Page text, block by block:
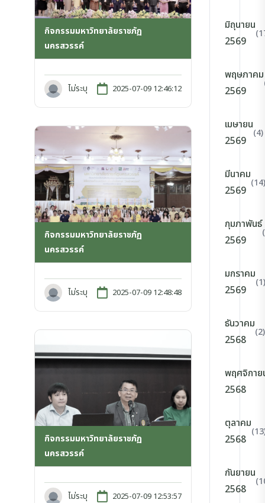
กิจกรรมมหาวิทยาลัยราชภัฏ
นครสวรรค์
ไม่ระบุ 2025-07-09 12:46:12
กิจกรรมมหาวิทยาลัยราชภัฏ
นครสวรรค์
ไม่ระบุ 2025-07-09 12:48:48
กิจกรรมมหาวิทยาลัยราชภัฏ
นครสวรรค์
ไม่ระบุ 2025-07-09 12:53:57
มิถุนายน
2569
พฤษภาคม
2569
เมษายน
2569
(4)
มีนาคม
2569
(14)
กุมภาพันธ์
2569
มกราคม
2569
(1)
ธันวาคม
2568
(2)
พฤศจิกาย
2568
ตุลาคม
2568
กันยายน
2568